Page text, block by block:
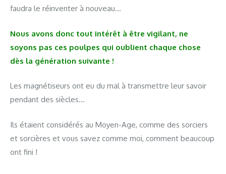
faudra le réinventer à nouveau…
Nous avons donc tout intérêt à être vigilant, ne
soyons pas ces poulpes qui oublient chaque chose
dès la génération suivante !
Les magnétiseurs ont eu du mal à transmettre leur savoir
pendant des siècles…
Ils étaient considérés au Moyen-Age, comme des sorciers
et sorcières et vous savez comme moi, comment beaucoup
ont fini !